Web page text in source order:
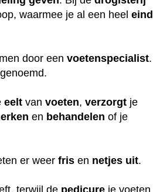
waarmee je al een heeleind
door eenvoetenspecialist.
genoemd.
eelt vanvoeten,verzorgt je
en behandelen of je
er weerfris en netjes uit.
terwijl de pedicure je voeten